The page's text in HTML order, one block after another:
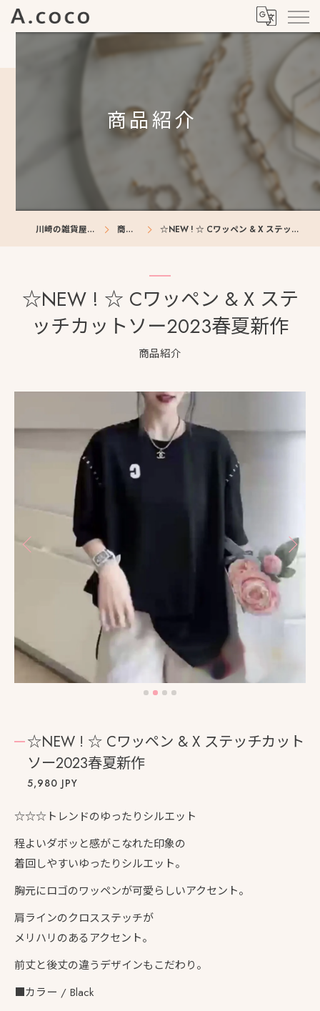
商品紹介
川崎の雑貨屋ならA.coco 商品紹介 ☆NEW ! ☆ Cワッペン & X ステッチカットソー2023春夏新作
商品紹介
☆NEW ! ☆ Cワッペン & X ステ
ッチカットソー2023春夏新作
☆NEW ! ☆ Cワッペン & X ステッチカット
ソー2023春夏新作
5,980 JPY
☆☆☆トレンドのゆったりシルエット
程よいダボッと感がこなれた印象の
着回しやすいゆったりシルエット。
胸元にロゴのワッペンが可愛らしいアクセント。
肩ラインのクロスステッチが
メリハリのあるアクセント。
前丈と後丈の違うデザインもこだわり。
■カラー / Black